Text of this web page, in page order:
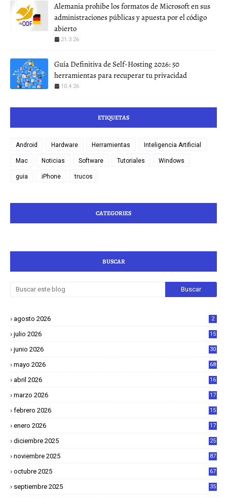
Alemania prohíbe los formatos de Microsoft en sus
administraciones públicas y apuesta por el código
abierto
21.3.26
Guía Definitiva de Self-Hosting 2026: 50
herramientas para recuperar tu privacidad
10.4.26
ETIQUETAS
Android Hardware Herramientas Inteligencia Artificial
Mac Noticias Software Tutoriales Windows
guia iPhone trucos
CATEGORIES
BUSCAR
agosto 2026 2
julio 2026 15
junio 2026 30
mayo 2026 68
abril 2026
16
marzo 2026
17
febrero 2026
15
enero 2026
17
diciembre 2025
25
noviembre 2025 87
octubre 2025 67
septiembre 2025 35